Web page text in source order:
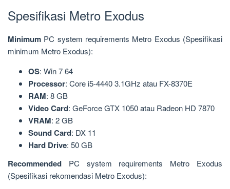
Spesifikasi Metro Exodus
Minimum PC system requirements Metro Exodus (Spesifikasi
minimum Metro Exodus):
OS: Win 7 64
Processor: Core i5-4440 3.1GHz atau FX-8370E
RAM: 8 GB
VideoCard: GeForce GTX 1050 atau Radeon HD 7870
VRAM: 2 GB
SoundCard: DX 11
Hard Drive: 50 GB
Recommended PC system requirements Metro Exodus
(Spesifikasi rekomendasi Metro Exodus):